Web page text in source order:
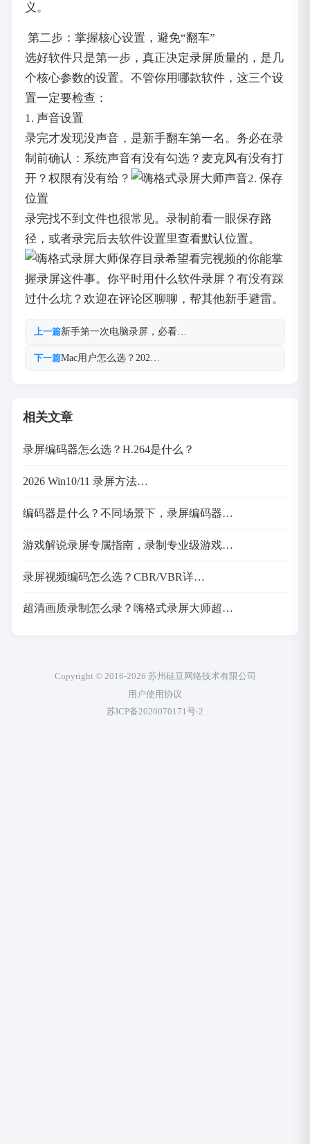
义。
第二步：掌握核心设置，避免“翻车”
选好软件只是第一步，真正决定录屏质量的，是几
个核心参数的设置。不管你用哪款软件，这三个设
置一定要检查：
1. 声音设置
录完才发现没声音，是新手翻车第一名。务必在录
制前确认：系统声音有没有勾选？麦克风有没有打
开？权限有没有给？
2. 保存
位置
录完找不到文件也很常见。录制前看一眼保存路
径，或者录完后去软件设置里查看默认位置。
希望看完视频的你能掌
握录屏这件事。你平时用什么软件录屏？有没有踩
过什么坑？欢迎在评论区聊聊，帮其他新手避雷。
上一篇新手第一次电脑录屏，必看…
下一篇Mac用户怎么选？202…
相关文章
录屏编码器怎么选？H.264是什么？
2026 Win10/11 录屏方法…
编码器是什么？不同场景下，录屏编码器…
游戏解说录屏专属指南，录制专业级游戏…
录屏视频编码怎么选？CBR/VBR详…
超清画质录制怎么录？嗨格式录屏大师超…
Copyright © 2016-2026 苏州硅豆网络技术有限公司
用户使用协议
苏ICP备2020070171号-2